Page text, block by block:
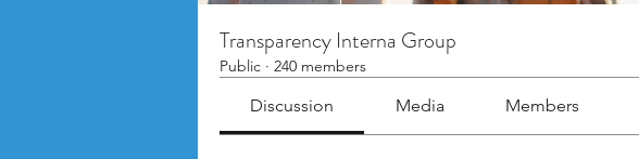
Transparency Interna Group
Public · 240 members
Discussion Media Members